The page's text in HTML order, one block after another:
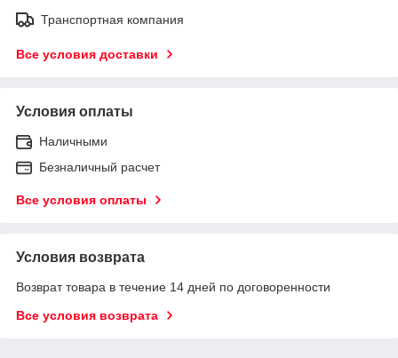
Транспортная компания
Все условия доставки
Условия оплаты
Наличными
Безналичный расчет
Все условия оплаты
Условия возврата
Возврат товара в течение 14 дней по договоренности
Все условия возврата